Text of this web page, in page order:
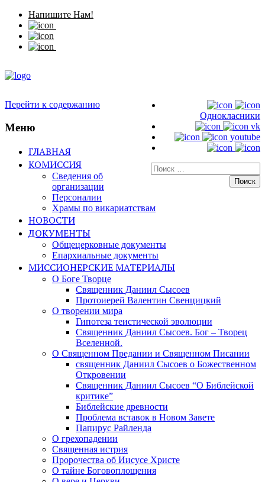
Напишите Нам!
Однокласники
vk
youtube
Искать:
Перейти к содержанию
Меню
ГЛАВНАЯ
КОМИССИЯ
Сведения об
организации
Персоналии
Храмы по викариатствам
НОВОСТИ
ДОКУМЕНТЫ
Общецерковные документы
Епархиальные документы
МИССИОНЕРСКИЕ МАТЕРИАЛЫ
О Боге Творце
Священник Даниил Сысоев
Протоиерей Валентин Свенцицкий
О творении мира
Гипотеза теистической эволюции
Священник Даниил Сысоев. Бог – Творец
Вселенной.
О Священном Предании и Священном Писании
священник Даниил Сысоев о Божественном
Откровении
Священник Даниил Сысоев “О Библейской
критике”
Библейские древности
Проблема вставок в Новом Завете
Папирус Райленда
О грехопадении
Священная истрия
Пророчества об Иисусе Христе
О тайне Боговоплощения